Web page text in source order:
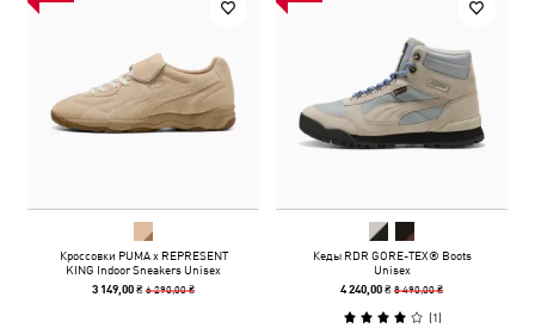
Кроссовки PUMA x REPRESENT
KING Indoor Sneakers Unisex
3 149,00 ₴6 290,00 ₴
Кеды RDR GORE-TEX® Boots
Unisex
4 240,00 ₴8 490,00 ₴
(1)